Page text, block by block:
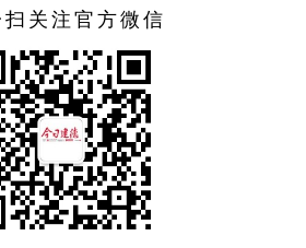
扫关注官方微信